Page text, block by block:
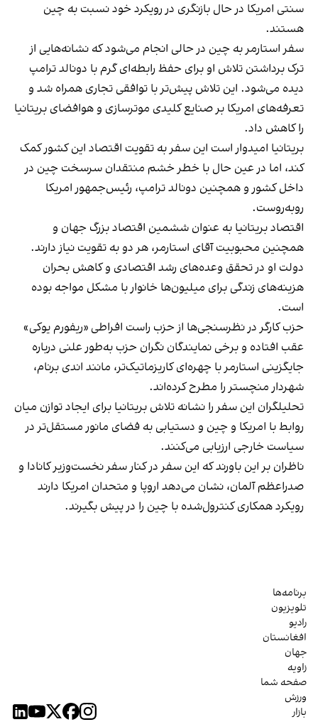
سنتی امریکا در حال بازنگری در رویکرد خود نسبت به چین
هستند.
سفر استارمر به چین در حالی انجام می‌شود که نشانه‌هایی از
ترک برداشتن تلاش او برای حفظ رابطه‌ای گرم با دونالد ترامپ
دیده می‌شود. این تلاش پیش‌تر با توافقی تجاری همراه شد و
تعرفه‌های امریکا بر صنایع کلیدی موترسازی و هوافضای بریتانیا
را کاهش داد.
بریتانیا امیدوار است این سفر به تقویت اقتصاد این کشور کمک
کند، اما در عین حال با خطر خشم منتقدان سرسخت چین در
داخل کشور و همچنین دونالد ترامپ، رئیس‌جمهور امریکا
روبه‌روست.
اقتصاد بریتانیا به عنوان ششمین اقتصاد بزرگ جهان و
همچنین محبوبیت آقای استارمر، هر دو به تقویت نیاز دارند.
دولت او در تحقق وعده‌های رشد اقتصادی و کاهش بحران
هزینه‌های زندگی برای میلیون‌ها خانوار با مشکل مواجه بوده
است.
حزب کارگر در نظرسنجی‌ها از حزب راست افراطی «ریفورم یوکی»
عقب افتاده و برخی نمایندگان نگران حزب به‌طور علنی درباره
جایگزینی استارمر با چهره‌ای کاریزماتیک‌تر، مانند اندی برنام،
شهردار منچستر را مطرح کرده‌اند.
تحلیلگران این سفر را نشانه تلاش بریتانیا برای ایجاد توازن میان
روابط با امریکا و چین و دستیابی به فضای مانور مستقل‌تر در
سیاست خارجی ارزیابی می‌کنند.
ناظران بر این باورند که این سفر در کنار سفر نخست‌وزیر کانادا و
صدراعظم آلمان، نشان می‌دهد اروپا و متحدان امریکا دارند
رویکرد همکاری کنترول‌شده با چین را در پیش بگیرند.
برنامه‌ها
تلویزیون
رادیو
افغانستان
جهان
زاویه
صفحه شما
ورزش
بازار